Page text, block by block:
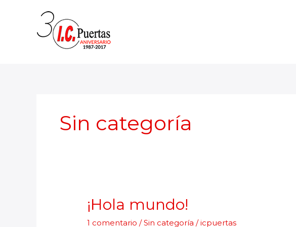
contenido
Sin categoría
¡Hola mundo!
1 comentario /Sin categoría /icpuertas